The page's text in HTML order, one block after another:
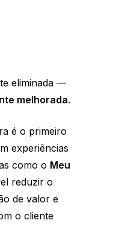
eliminada —
melhorada.
é o primeiro
experiências
como o Meu
reduzir o
de valor e
o cliente